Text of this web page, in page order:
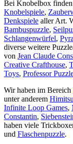
Bei Knobelbox
Knobelspiele,
Denkspiele aller Art.
Bambuspuzzle,
Schlangenwürfel,
diverse weitere
von Jean Claude
Creative Crafthouse,
Toys, Professor
Wir haben im Bereich
unter anderem
Infinite Loop Games,
Constantin,
haben viele
und Flaschenpuzzle.